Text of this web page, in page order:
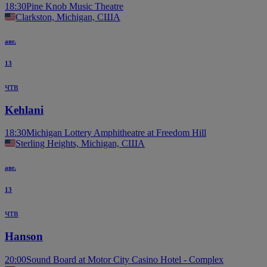
18:30Pine Knob Music Theatre
Clarkston, Michigan, США
авг.
13
чтв
Kehlani
18:30Michigan Lottery Amphitheatre at Freedom Hill
Sterling Heights, Michigan, США
авг.
13
чтв
Hanson
20:00Sound Board at Motor City Casino Hotel - Complex